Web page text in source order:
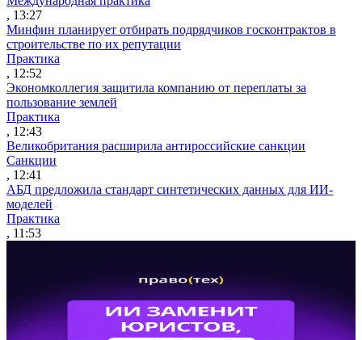
, 13:27
Минфин планирует отбирать подрядчиков госконтрактов в
строительстве по их репутации
Практика
, 12:52
Экономколлегия защитила компанию от переплаты за
пользование землей
Практика
, 12:43
Великобритания расширила антироссийские санкции
Санкции
, 12:41
АБД предложила стандарт синтетических данных для ИИ-
моделей
Практика
, 11:53